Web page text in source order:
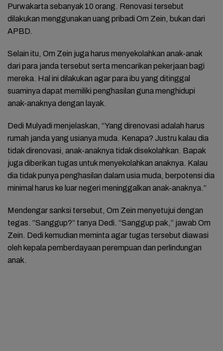
Purwakarta sebanyak 10 orang. Renovasi tersebut
dilakukan menggunakan uang pribadi Om Zein, bukan dari
APBD.
Selain itu, Om Zein juga harus menyekolahkan anak-anak
dari para janda tersebut serta mencarikan pekerjaan bagi
mereka. Hal ini dilakukan agar para ibu yang ditinggal
suaminya dapat memiliki penghasilan guna menghidupi
anak-anaknya dengan layak.
Dedi Mulyadi menjelaskan, “Yang direnovasi adalah harus
rumah janda yang usianya muda. Kenapa? Justru kalau dia
tidak direnovasi, anak-anaknya tidak disekolahkan. Bapak
juga diberikan tugas untuk menyekolahkan anaknya. Kalau
dia tidak punya penghasilan dalam usia muda, berpotensi dia
minimal harus ke luar negeri meninggalkan anak-anaknya.”
Mendengar sanksi tersebut, Om Zein menyetujui dengan
tegas. “Sanggup?” tanya Dedi. “Sanggup pak,” jawab Om
Zein. Dedi kemudian meminta agar tugas tersebut diawasi
oleh kepala pemberdayaan perempuan dan perlindungan
anak.